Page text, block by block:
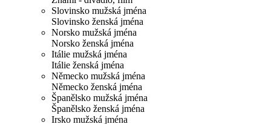
Slovinsko mužská jména
Slovinsko ženská jména
Norsko mužská jména
Norsko ženská jména
Itálie mužská jména
Itálie ženská jména
Německo mužská jména
Německo ženská jména
Španělsko mužská jména
Španělsko ženská jména
Irsko mužská jména